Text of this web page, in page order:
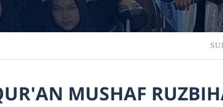
MUSHAF